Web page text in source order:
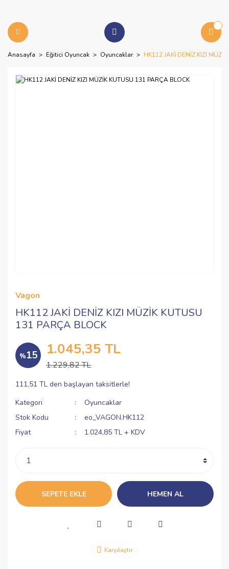
Anasayfa Eğitici Oyuncak Oyuncaklar HK112 JAKİ DENİZ KIZI
Vagon
HK112 JAKİ DENİZ KIZI MÜZİK KUTUSU
131 PARÇA BLOCK
%15 1.045,35 TL
1.229,82 TL
111,51 TL den başlayan taksitlerle!
Kategori
Oyuncaklar
Stok Kodu
eo_VAGON.HK112
Fiyat
1.024,85 TL + KDV
SEPETE EKLE HEMEN AL
Karşılaştır